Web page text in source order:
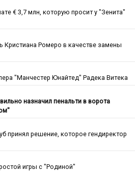
€ 3,7 млн, которую просит у "Зенита"
Кристиана Ромеро в качестве замены
"Манчестер Юнайтед" Радека Витека
назначил пенальти в ворота
принял решение, которое гендиректор
игры с "Родиной"